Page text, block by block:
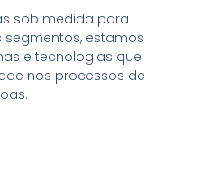
sob medida para
segmentos, estamos
e tecnologias que
nos processos de